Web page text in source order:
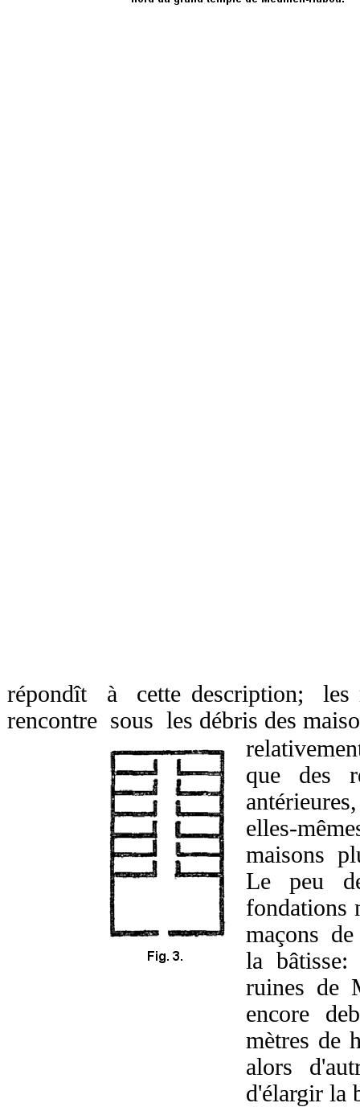
répondît à cette description; les
rencontre sous les débris des
que des
elles-
maisons
Le peu
fondations
maçons
la
ruines de
encore
mètres de
alors
d'élargir la